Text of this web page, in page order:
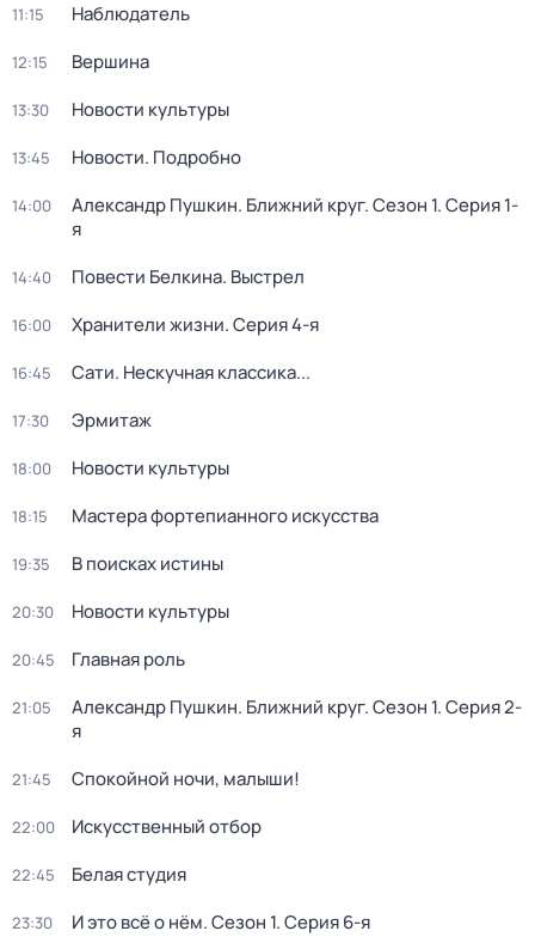
11:15 Наблюдатель
12:15 Вершина
13:30 Новости культуры
13:45 Новости. Подробно
14:00 Александр Пушкин. Ближний круг. Сезон 1. Серия 1-
я
14:40 Повести Белкина. Выстрел
16:00 Хранители жизни. Серия 4-я
16:45 Сати. Нескучная классика...
17:30 Эрмитаж
18:00 Новости культуры
18:15 Мастера фортепианного искусства
19:35 В поисках истины
20:30 Новости культуры
20:45 Главная роль
21:05 Александр Пушкин. Ближний круг. Сезон 1. Серия 2-
я
21:45 Спокойной ночи, малыши!
22:00 Искусственный отбор
22:45 Белая студия
23:30 И это всё о нём. Сезон 1. Серия 6-я